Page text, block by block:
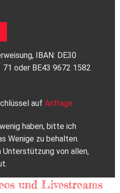
IBAN: DE30
oder BE43 9672 1582
auf Anfrage
haben, bitte ich
Wenige zu behalten.
von allen,
und Livestreams